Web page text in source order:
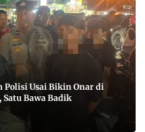
Polisi Usai Bikin Onar di
Bawa Badik